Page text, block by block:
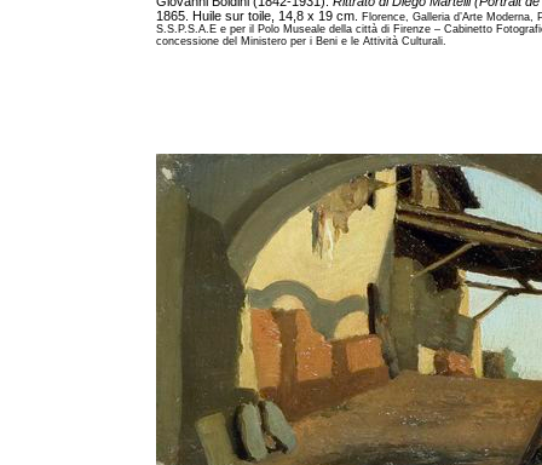
1865. Huile sur toile, 14,8 x 19 cm.
Florence, Galleria d’Arte Moderna,
S.S.P.S.A.E e per il Polo Museale della città di Firenze – Cabinetto
concessione del Ministero per i Beni e le Attività Culturali.